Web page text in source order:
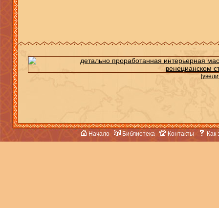
Начало Библиотека Контакты Как